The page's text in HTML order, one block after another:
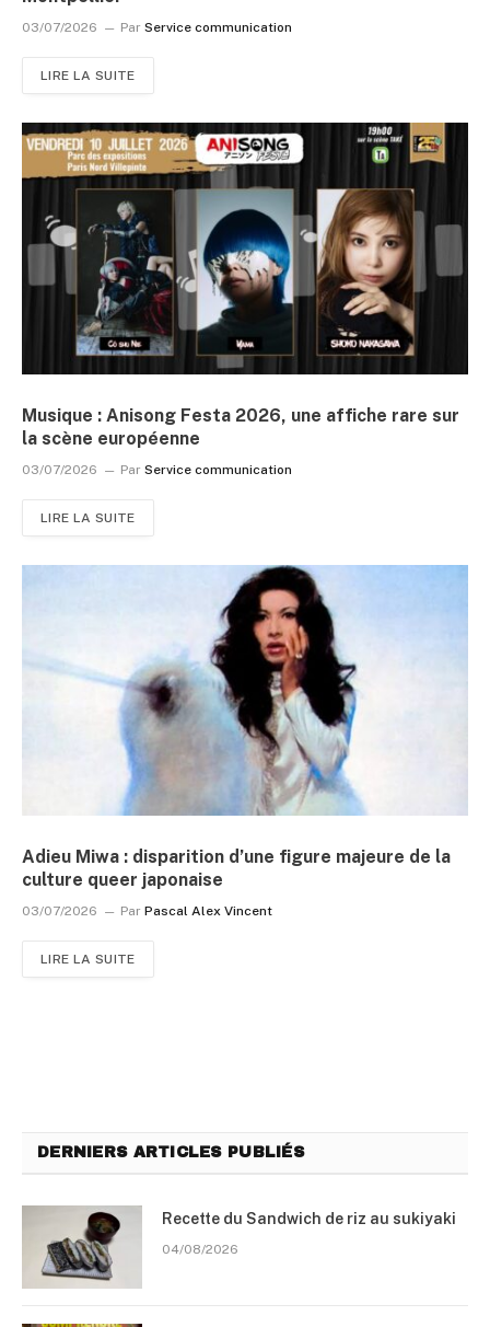
03/07/2026 Par Service communication
LIRE LA SUITE
Musique : Anisong Festa 2026, une affiche rare sur
la scène européenne
03/07/2026 Par Service communication
LIRE LA SUITE
Adieu Miwa : disparition d’une figure majeure de la
culture queer japonaise
03/07/2026 Par Pascal Alex Vincent
LIRE LA SUITE
DERNIERS ARTICLES PUBLIÉS
Recette du Sandwich de riz au sukiyaki
04/08/2026